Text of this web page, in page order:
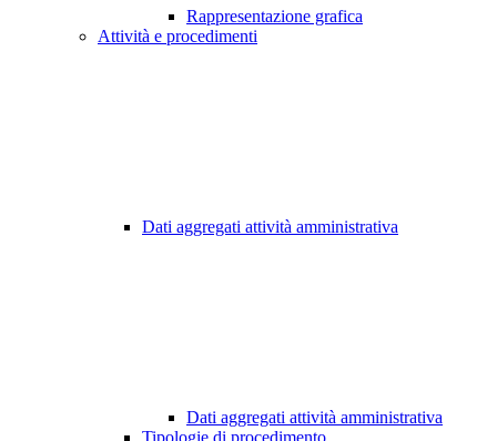
Rappresentazione grafica
Attività e procedimenti
Dati aggregati attività amministrativa
Dati aggregati attività amministrativa